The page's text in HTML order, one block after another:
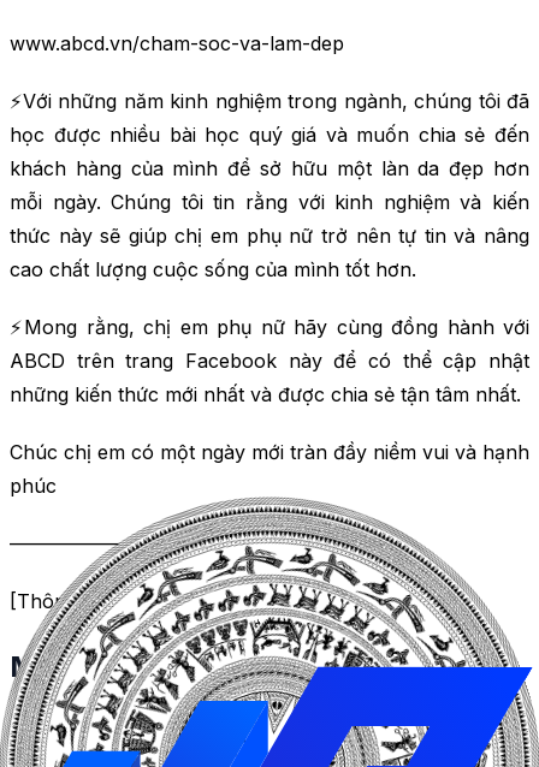
www.abcd.vn/cham-soc-va-lam-dep
⚡Với những năm kinh nghiệm trong ngành, chúng tôi đã
học được nhiều bài học quý giá và muốn chia sẻ đến
khách hàng của mình để sở hữu một làn da đẹp hơn
mỗi ngày. Chúng tôi tin rằng với kinh nghiệm và kiến
thức này sẽ giúp chị em phụ nữ trở nên tự tin và nâng
cao chất lượng cuộc sống của mình tốt hơn.
⚡Mong rằng, chị em phụ nữ hãy cùng đồng hành với
ABCD trên trang Facebook này để có thể cập nhật
những kiến thức mới nhất và được chia sẻ tận tâm nhất.
Chúc chị em có một ngày mới tràn đầy niềm vui và hạnh
phúc
——————————————-
[Thông tin liên lạc]
Mẫu Content Facebook: Video giới
thiệu sản phẩmhoặc dịch vụ